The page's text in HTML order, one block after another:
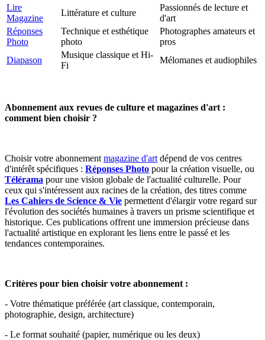
Lire
Magazine
Littérature et culture
Passionnés de lecture et
d'art
Réponses
Photo
Technique et esthétique
photo
Photographes amateurs et
pros
Diapason
Musique classique et Hi-
Fi
Mélomanes et audiophiles
Abonnement aux revues de culture et magazines d'art :
comment bien choisir ?
Choisir votre abonnement magazine d'art dépend de vos centres
d'intérêt spécifiques : Réponses Photo pour la création visuelle, ou
Télérama pour une vision globale de l'actualité culturelle. Pour
ceux qui s'intéressent aux racines de la création, des titres comme
Les Cahiers de Science & Vie permettent d'élargir votre regard sur
l'évolution des sociétés humaines à travers un prisme scientifique et
historique. Ces publications offrent une immersion précieuse dans
l'actualité artistique en explorant les liens entre le passé et les
tendances contemporaines.
Critères pour bien choisir votre abonnement :
- Votre thématique préférée (art classique, contemporain,
photographie, design, architecture)
- Le format souhaité (papier, numérique ou les deux)